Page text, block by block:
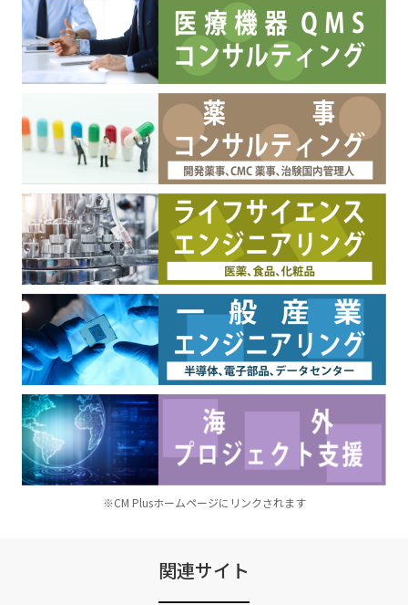
※CM Plusホームページにリンクされます
関連サイト